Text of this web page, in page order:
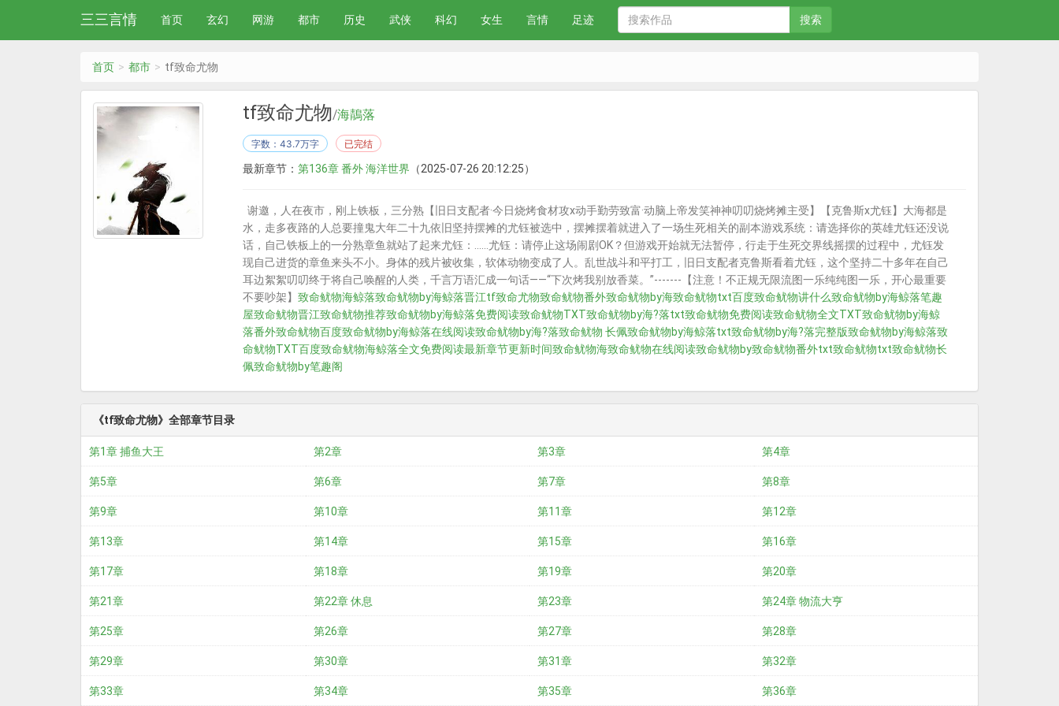
三三言情 首页 玄幻 网游 都市 历史 武侠 科幻 女生 言情 足迹 搜索
首页 都市 tf致命尤物
tf致命尤物/海鶄落
字数：43.7万字 已完结
最新章节： 第136章 番外 海洋世界 （2025-07-26 20:12:25）
谢邀，人在夜市，刚上铁板，三分熟【旧日支配者·今日烧烤食材攻x动手勤劳致富·动脑上帝发笑神神叨叨烧烤摊主受】【克鲁斯x尤钰】大海都是
水，走多夜路的人总要撞鬼大年二十九依旧坚持摆摊的尤钰被选中，摆摊摆着就进入了一场生死相关的副本游戏系统：请选择你的英雄尤钰还没说
话，自己铁板上的一分熟章鱼就站了起来尤钰：……尤钰：请停止这场闹剧OK？但游戏开始就无法暂停，行走于生死交界线摇摆的过程中，尤钰发
现自己进货的章鱼来头不小。身体的残片被收集，软体动物变成了人。乱世战斗和平打工，旧日支配者克鲁斯看着尤钰，这个坚持二十多年在自己
耳边絮絮叨叨终于将自己唤醒的人类，千言万语汇成一句话——“下次烤我别放香菜。”-------【注意！不正规无限流图一乐纯纯图一乐，开心最重要
不要吵架】 致命鱿物海鲸落致命鱿物by海鲸落晋江tf致命尤物致命鱿物番外致命鱿物by海致命鱿物txt百度致命鱿物讲什么致命鱿物by海鲸落笔趣
屋致命鱿物晋江致命鱿物推荐致命鱿物by海鲸落免费阅读致命鱿物TXT致命鱿物by海?落txt致命鱿物免费阅读致命鱿物全文TXT致命鱿物by海鲸
落番外致命鱿物百度致命鱿物by海鲸落在线阅读致命鱿物by海?落致命鱿物 长佩致命鱿物by海鲸落txt致命鱿物by海?落完整版致命鱿物by海鲸落致
命鱿物TXT百度致命鱿物海鲸落全文免费阅读最新章节更新时间致命鱿物海致命鱿物在线阅读致命鱿物by致命鱿物番外txt致命鱿物txt致命鱿物长
佩致命鱿物by笔趣阁
《tf致命尤物》全部章节目录
第1章 捕鱼大王 第2章 第3章 第4章
第5章 第6章 第7章 第8章
第9章 第10章 第11章 第12章
第13章 第14章 第15章 第16章
第17章 第18章 第19章 第20章
第21章 第22章 休息 第23章 第24章 物流大亨
第25章 第26章 第27章 第28章
第29章 第30章 第31章 第32章
第33章 第34章 第35章 第36章